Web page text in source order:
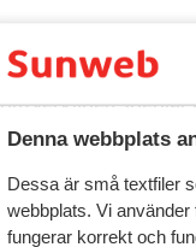
Denna webbplats
Dessa är små textfiler
webbplats. Vi
fungerar korrekt och
verkligen
29 jan. 2026